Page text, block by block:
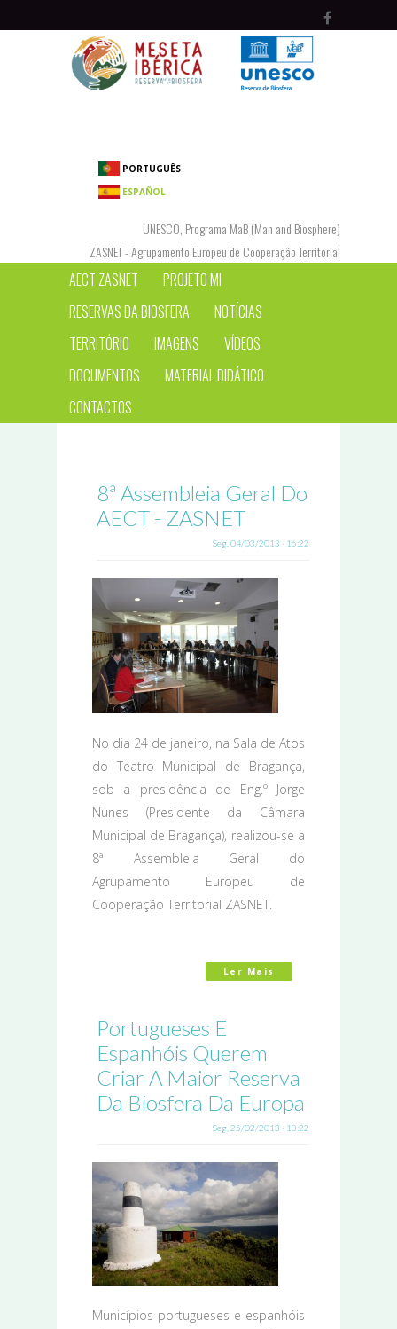
PORTUGUÊS
ESPAÑOL
UNESCO, Programa MaB (Man and Biosphere)
ZASNET - Agrupamento Europeu de Cooperação Territorial
AECT ZASNET
PROJETO MI
RESERVAS DA BIOSFERA
NOTÍCIAS
TERRITÓRIO
IMAGENS
VÍDEOS
DOCUMENTOS
MATERIAL DIDÁTICO
CONTACTOS
8ª Assembleia Geral Do
AECT - ZASNET
Seg, 04/03/2013 - 16:22
No dia 24 de janeiro, na Sala de Atos
do Teatro Municipal de Bragança,
sob a presidência de Eng.º Jorge
Nunes (Presidente da Câmara
Municipal de Bragança), realizou-se a
8ª Assembleia Geral do
Agrupamento Europeu de
Cooperação Territorial ZASNET.
Ler Mais
Portugueses E
Espanhóis Querem
Criar A Maior Reserva
Da Biosfera Da Europa
Seg, 25/02/2013 - 18:22
Municípios portugueses e espanhóis